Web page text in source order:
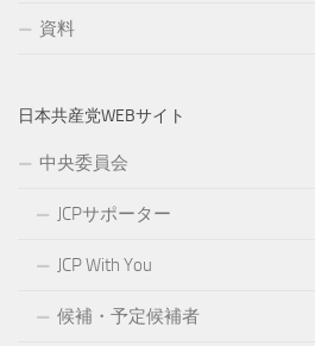
資料
日本共産党WEBサイト
中央委員会
JCPサポーター
JCP With You
候補・予定候補者